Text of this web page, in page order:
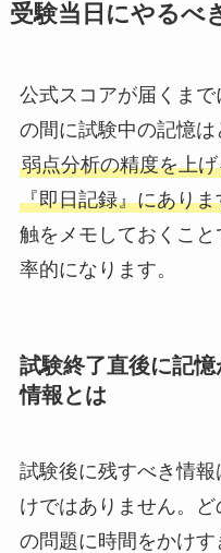
受験当日にやるべ
公式スコアが届くま
の間に試験中の記憶は
弱点分析の精度を上
『即日記録』にありま
触をメモしておくこ
率的になります。
試験終了直後に記
情報とは
試験後に残すべき情
けではありません。
の問題に時間をかけ